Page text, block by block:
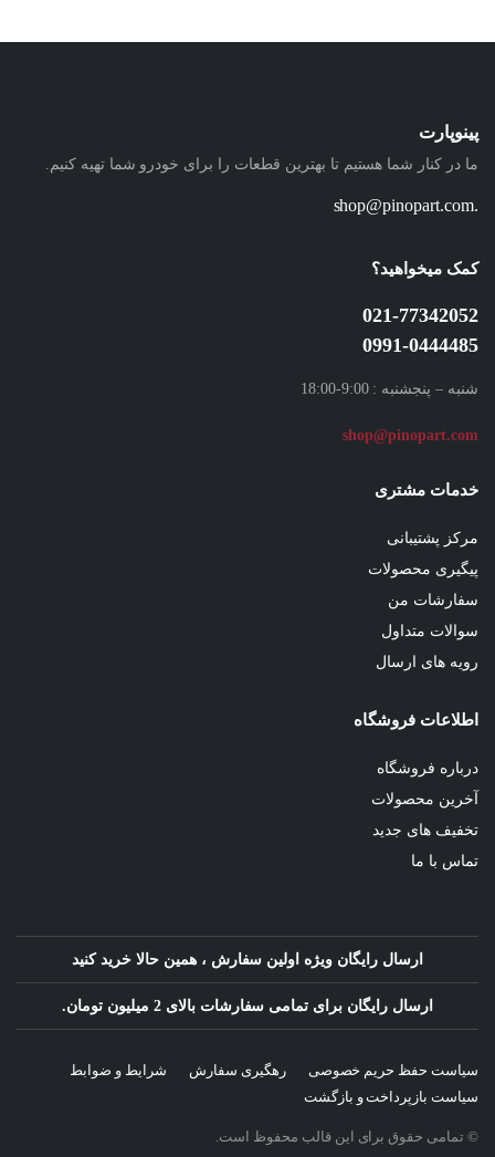
پینوپارت
ما در کنار شما هستیم تا بهترین قطعات را برای خودرو شما تهیه کنیم.
.shop@pinopart.com
کمک میخواهید؟
021-77342052
0991-0444485
شنبه – پنجشنبه : 9:00-18:00
shop@pinopart.com
خدمات مشتری
مرکز پشتیبانی
پیگیری محصولات
سفارشات من
سوالات متداول
رویه های ارسال
اطلاعات فروشگاه
درباره فروشگاه
آخرین محصولات
تخفیف های جدید
تماس با ما
ارسال رایگان ویژه اولین سفارش ، همین حالا خرید کنید
ارسال رایگان برای تمامی سفارشات بالای 2 میلیون تومان.
سیاست حفظ حریم خصوصی رهگیری سفارش
شرایط و ضوابط
سیاست بازپرداخت و بازگشت
© تمامی حقوق برای این قالب محفوظ است.